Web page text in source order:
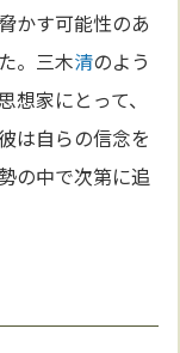
かす可能性のあ
。三木清のよう
家にとって、
は自らの信念を
の中で次第に追